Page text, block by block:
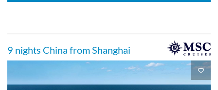
9 nights China from Shanghai